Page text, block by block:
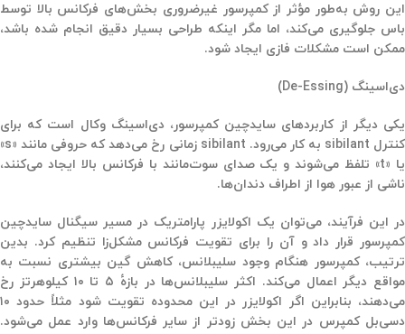
این روش به‌طور مؤثر از کمپرسور غیرضروری بخش‌های فرکانس بالا توسط
باس جلوگیری می‌کند، اما مگر اینکه طراحی بسیار دقیق انجام شده باشد،
ممکن است مشکلات فازی ایجاد شود.
دی‌اسینگ (De-Essing)
یکی دیگر از کاربردهای سایدچین کمپرسور، دی‌اسینگ وکال است که برای
کنترل sibilant به کار می‌رود. sibilant زمانی رخ می‌دهد که حروفی مانند «s»
یا «t» تلفظ می‌شوند و یک صدای سوت‌مانند با فرکانس بالا ایجاد می‌کنند،
ناشی از عبور هوا از اطراف دندان‌ها.
در این فرآیند، می‌توان یک اکولایزر پارامتریک در مسیر سیگنال سایدچین
کمپرسور قرار داد و آن را برای تقویت فرکانس مشکل‌زا تنظیم کرد. بدین
ترتیب، کمپرسور هنگام وجود سلیبلانس، کاهش گین بیشتری نسبت به
مواقع دیگر اعمال می‌کند. اکثر سلیبلانس‌ها در بازهٔ ۵ تا ۱۰ کیلوهرتز رخ
می‌دهند، بنابراین اگر اکولایزر در این محدوده تقویت شود مثلاً حدود ۱۰
دسی‌بل کمپرس در این بخش زودتر از سایر فرکانس‌ها وارد عمل می‌شود.